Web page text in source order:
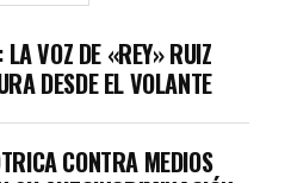
VOZ DE «REY» RUIZ
DESDE EL VOLANTE
CONTRA MEDIOS